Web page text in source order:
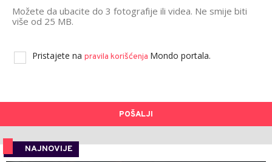
Možete da ubacite do 3 fotografije ili videa. Ne smije biti
više od 25 MB.
Pristajete na pravila korišćenja Mondo portala.
POŠALJI
NAJNOVIJE